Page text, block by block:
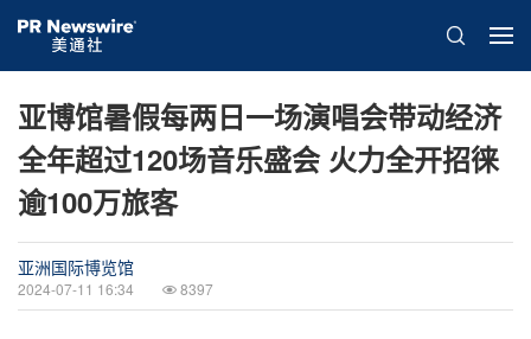
亚博馆暑假每两日一场演唱会带动经济
全年超过120场音乐盛会 火力全开招徕
逾100万旅客
亚洲国际博览馆
2024-07-11 16:34 8397